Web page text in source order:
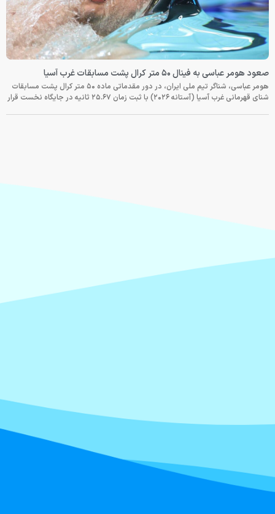
صعود هومر عباسی به فینال ۵۰ متر کرال پشت مسابقات غرب آسیا
هومر عباسی، شناگر تیم ملی ایران، در دور مقدماتی ماده ۵۰ متر کرال پشت مسابقات
شنای قهرمانی غرب آسیا (آستانه ۲۰۲۶) با ثبت زمان ۲۵.۶۷ ثانیه در جایگاه نخست قرار